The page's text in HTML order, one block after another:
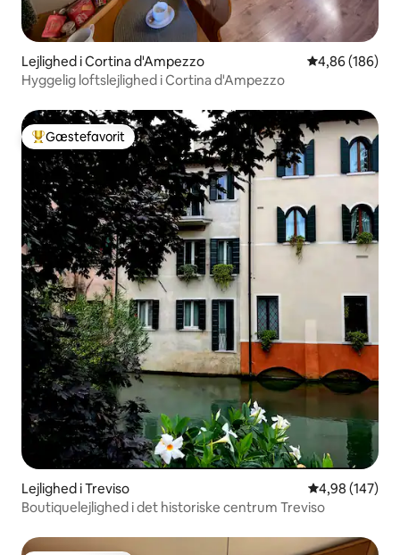
Lejlighed i Cortina d'Ampezzo 4,86 ud af 5 i
4,86 (186)
Hyggelig loftslejlighed i Cortina d'Ampezzo
Bedste gæstefavorit
Gæstefavorit
Lejlighed i Treviso 4,98 ud af 5 i
4,98 (147)
Boutiquelejlighed i det historiske centrum Treviso